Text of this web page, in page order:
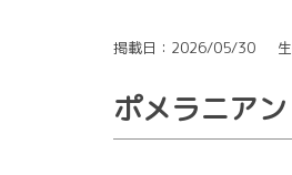
掲載日：2026/05/30
ポメラニア